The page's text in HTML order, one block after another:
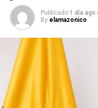
Zamora.
Treinta y un días
portadas nacionales.
disminuyeron. Los
dejaron de escucharse
Pero en el corazón de
ocurriendo.
Publicado 1 día ago
By elamazonico